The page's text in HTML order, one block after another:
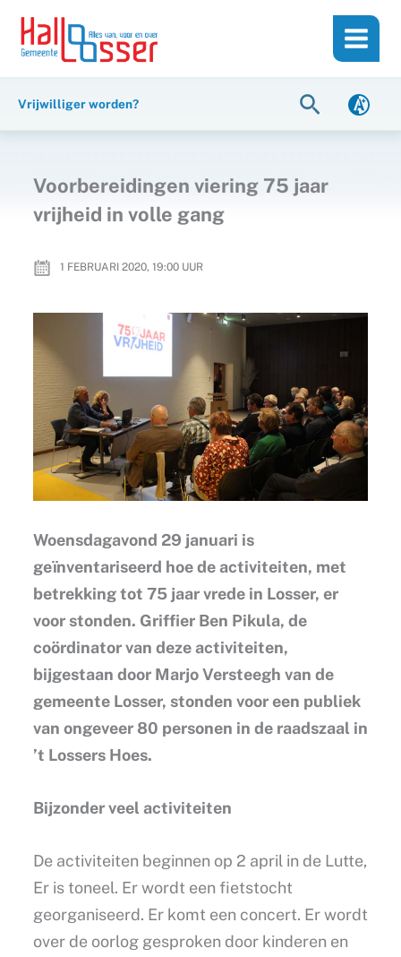
inhoud
naar
Vrijwilliger worden? Zoeken
Voorbereidingen viering 75 jaar
vrijheid in volle gang
1 FEBRUARI 2020, 19:00UUR
Woensdagavond 29 januari is
geïnventariseerd hoe de activiteiten, met
betrekking tot 75 jaar vrede in Losser, er
voor stonden. Griffier Ben Pikula, de
coördinator van deze activiteiten,
bijgestaan door Marjo Versteegh van de
gemeente Losser, stonden voor een publiek
van ongeveer 80 personen in de raadszaal in
’t Lossers Hoes.
Bijzonder veel activiteiten
De activiteiten beginnen op 2 april in de Lutte,
Er is toneel. Er wordt een fietstocht
georganiseerd. Er komt een concert. Er wordt
over de oorlog gesproken door kinderen en